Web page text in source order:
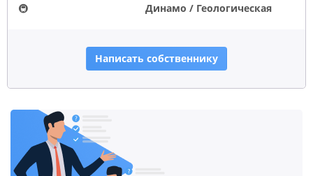
🚇
Динамо / Геологическая
Написать собственнику